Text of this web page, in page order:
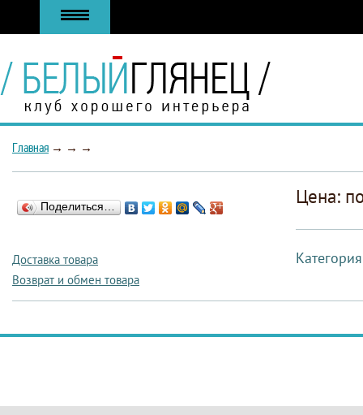
Главная → → →
Поделиться…
Доставка товара
Возврат и обмен товара
Цена: